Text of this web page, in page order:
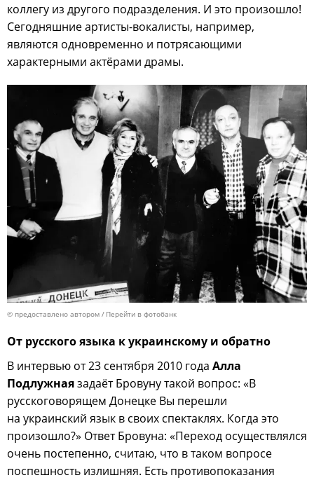
коллегу из другого подразделения. И это произошло!
Сегодняшние артисты-вокалисты, например,
являются одновременно и потрясающими
характерными актёрами драмы.
© предоставлено автором Перейти в фотобанк
От русского языка к украинскому и обратно
В интервью от 23 сентября 2010 года Алла
Подлужнаязадаёт Бровуну такой вопрос: «В
русскоговорящем Донецке Вы перешли
на украинский язык в своих спектаклях. Когда это
произошло?» Ответ Бровуна: «Переход осуществлялся
очень постепенно, считаю, что в таком вопросе
поспешность излишняя. Есть противопоказания